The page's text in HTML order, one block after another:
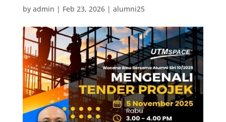
by admin | Feb 23, 2026| alumni25